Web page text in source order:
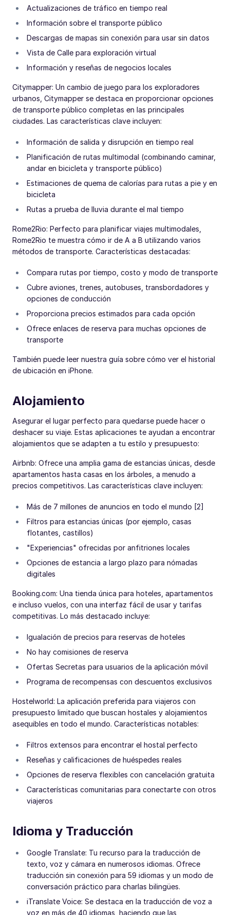
Actualizaciones de tráfico en tiempo real
Información sobre el transporte público
Descargas de mapas sin conexión para usar sin datos
Vista de Calle para exploración virtual
Información y reseñas de negocios locales
Citymapper: Un cambio de juego para los exploradores
urbanos, Citymapper se destaca en proporcionar opciones
de transporte público completas en las principales
ciudades. Las características clave incluyen:
Información de salida y disrupción en tiempo real
Planificación de rutas multimodal (combinando caminar,
andar en bicicleta y transporte público)
Estimaciones de quema de calorías para rutas a pie y en
bicicleta
Rutas a prueba de lluvia durante el mal tiempo
Rome2Rio: Perfecto para planificar viajes multimodales,
Rome2Rio te muestra cómo ir de A a B utilizando varios
métodos de transporte. Características destacadas:
Compara rutas por tiempo, costo y modo de transporte
Cubre aviones, trenes, autobuses, transbordadores y
opciones de conducción
Proporciona precios estimados para cada opción
Ofrece enlaces de reserva para muchas opciones de
transporte
También puede leer nuestra guía sobre cómo ver el historial
de ubicación en iPhone.
Alojamiento
Asegurar el lugar perfecto para quedarse puede hacer o
deshacer su viaje. Estas aplicaciones te ayudan a encontrar
alojamientos que se adapten a tu estilo y presupuesto:
Airbnb: Ofrece una amplia gama de estancias únicas, desde
apartamentos hasta casas en los árboles, a menudo a
precios competitivos. Las características clave incluyen:
Más de 7 millones de anuncios en todo el mundo [2]
Filtros para estancias únicas (por ejemplo, casas
flotantes, castillos)
"Experiencias" ofrecidas por anfitriones locales
Opciones de estancia a largo plazo para nómadas
digitales
Booking.com: Una tienda única para hoteles, apartamentos
e incluso vuelos, con una interfaz fácil de usar y tarifas
competitivas. Lo más destacado incluye:
Igualación de precios para reservas de hoteles
No hay comisiones de reserva
Ofertas Secretas para usuarios de la aplicación móvil
Programa de recompensas con descuentos exclusivos
Hostelworld: La aplicación preferida para viajeros con
presupuesto limitado que buscan hostales y alojamientos
asequibles en todo el mundo. Características notables:
Filtros extensos para encontrar el hostal perfecto
Reseñas y calificaciones de huéspedes reales
Opciones de reserva flexibles con cancelación gratuita
Características comunitarias para conectarte con otros
viajeros
Idioma y Traducción
Google Translate: Tu recurso para la traducción de
texto, voz y cámara en numerosos idiomas. Ofrece
traducción sin conexión para 59 idiomas y un modo de
conversación práctico para charlas bilingües.
iTranslate Voice: Se destaca en la traducción de voz a
voz en más de 40 idiomas, haciendo que las